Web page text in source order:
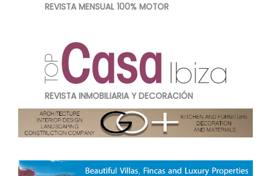
REVISTA MENSUAL 100% MOTOR
REVISTA INMOBILIARIA Y DECORACIÓN